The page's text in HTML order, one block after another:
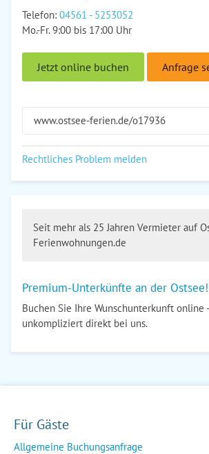
Telefon: 04561 - 5253052
Mo.-Fr. 9:00 bis 17:00 Uhr
Jetzt online buchen Anfrage
www.ostsee-ferien.de/o17936
Rechtliches Problem melden
Seit mehr als 25 Jahren Vermieter auf
Ferienwohnungen.de
Premium-Unterkünfte an der Ostsee!
Buchen Sie Ihre Wunschunterkunft online
unkompliziert direkt bei uns.
Für Gäste
Allgemeine Buchungsanfrage